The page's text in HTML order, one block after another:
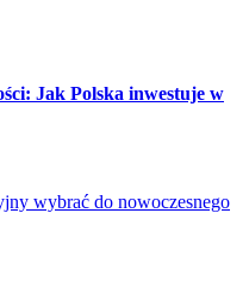
Jak Polska inwestuje w